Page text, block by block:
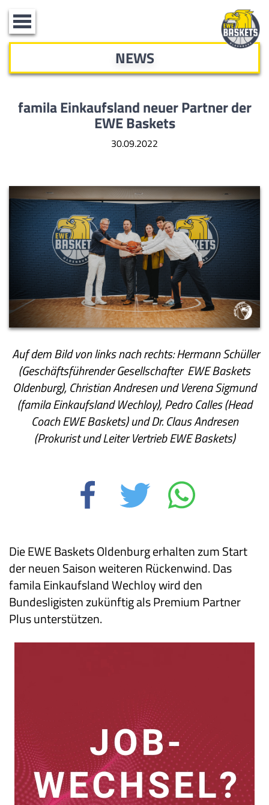
Toggle
navigation
NEWS
famila Einkaufsland neuer Partner der
EWE Baskets
30.09.2022
Auf dem Bild von links nach rechts: Hermann Schüller
(Geschäftsführender Gesellschafter EWE Baskets
Oldenburg), Christian Andresen und Verena Sigmund
(famila Einkaufsland Wechloy), Pedro Calles (Head
Coach EWE Baskets) und Dr. Claus Andresen
(Prokurist und Leiter Vertrieb EWE Baskets)
Die EWE Baskets Oldenburg erhalten zum Start
der neuen Saison weiteren Rückenwind. Das
famila Einkaufsland Wechloy wird den
Bundesligisten zukünftig als Premium Partner
Plus unterstützen.